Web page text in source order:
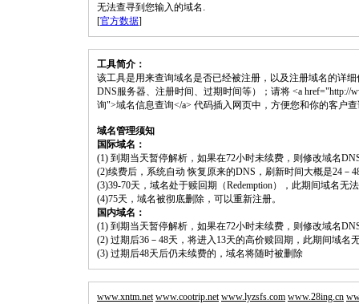
无法查寻到您输入的域名.
[官方数据]
工具简介：
该工具是用来查询域名是否已经被注册，以及注册域名的详
DNS服务器、注册时间、过期时间等）；请将 <a href="http://
询">域名信息查询</a> 代码插入网页中，方便您和你的客户
域名管理须知
国际域名：
(1) 到期当天暂停解析，如果在72小时未续费，则修改域名
(2)续费后，系统自动 恢复原来的DNS，刷新时间大概是24－
(3)39-70天，域名处于赎回期（Redemption），此期间域名无
(4)75天，域名被彻底删除，可以重新注册。
国内域名：
(1) 到期当天暂停解析，如果在72小时未续费，则修改域名
(2) 过期后36－48天，将进入13天的高价赎回期，此期间域名
(3) 过期后48天后仍未续费的，域名将随时被删除
www.xntm.net www.cootrip.net www.lyzsfs.com www.28ing.cn